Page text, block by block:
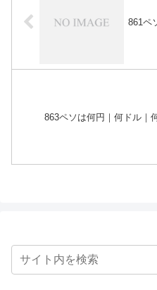
861ペ
863ペソは何円｜何ドル｜